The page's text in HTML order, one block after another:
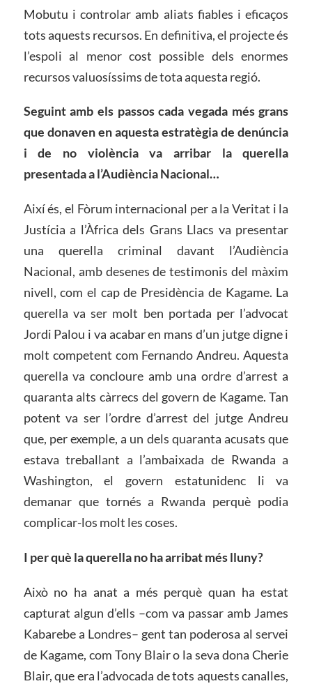
Mobutu i controlar amb aliats fiables i eficaços
tots aquests recursos. En definitiva, el projecte és
l’espoli al menor cost possible dels enormes
recursos valuosíssims de tota aquesta regió.
Seguint amb els passos cada vegada més grans
que donaven en aquesta estratègia de denúncia
i de no violència va arribar la querella
presentada a l’Audiència Nacional…
Així és, el Fòrum internacional per a la Veritat i la
Justícia a l’Àfrica dels Grans Llacs va presentar
una querella criminal davant l’Audiència
Nacional, amb desenes de testimonis del màxim
nivell, com el cap de Presidència de Kagame. La
querella va ser molt ben portada per l’advocat
Jordi Palou i va acabar en mans d’un jutge digne i
molt competent com Fernando Andreu. Aquesta
querella va concloure amb una ordre d’arrest a
quaranta alts càrrecs del govern de Kagame. Tan
potent va ser l’ordre d’arrest del jutge Andreu
que, per exemple, a un dels quaranta acusats que
estava treballant a l’ambaixada de Rwanda a
Washington, el govern estatunidenc li va
demanar que tornés a Rwanda perquè podia
complicar-los molt les coses.
I per què la querella no ha arribat més lluny?
Això no ha anat a més perquè quan ha estat
capturat algun d’ells –com va passar amb James
Kabarebe a Londres– gent tan poderosa al servei
de Kagame, com Tony Blair o la seva dona Cherie
Blair, que era l’advocada de tots aquests canalles,